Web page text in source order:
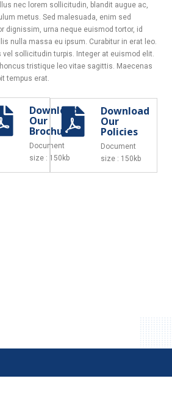
nec lorem sollicitudin, blandit augue ac,
metus. Sed malesuada, enim sed
dignissim, urna neque euismod tortor, id
nulla massa eu ipsum. Curabitur in erat leo.
vel sollicitudin turpis. Integer at euismod elit.
tristique leo vitae sagittis. Maecenas
tempus erat.
Download
Our
Brochure
Document
size : 150kb
Download
Our
Policies
Document
size : 150kb